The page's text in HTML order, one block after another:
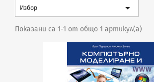
Избор 
Показани са 1-1 от общо 1 артикул(а)